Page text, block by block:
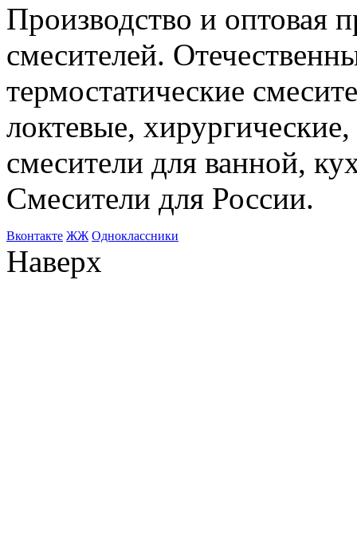
Производство и оптовая
смесителей.
термостатические
локтевые,
смесители для ванной,
Смесители для России.
Bконтакте ЖЖ Одноклассники
Наверх